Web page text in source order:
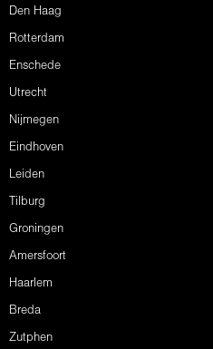
Den Haag
Rotterdam
Enschede
Utrecht
Nijmegen
Eindhoven
Leiden
Tilburg
Groningen
Amersfoort
Haarlem
Breda
Zutphen